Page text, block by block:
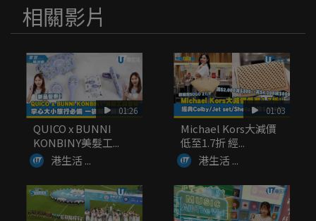
相關影片
01:26
QUICO x BUNNI
KONBINY美髮工...
港生活 ...
01:03
Michael Kors大減價
低至1.7折 經...
港生活 ...